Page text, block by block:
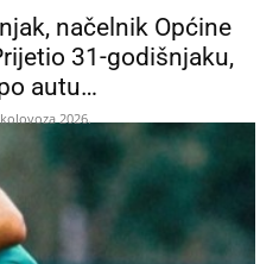
načelnik Općine
31-godišnjaku,
autu…
2026.